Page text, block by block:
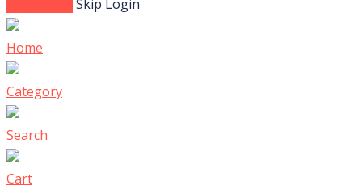
Skip Login
Home
Category
Search
Cart